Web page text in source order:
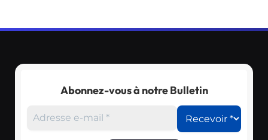
Abonnez-vous à notre Bulletin